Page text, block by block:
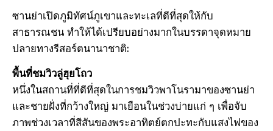
ซานย่าเปิดภูมิทัศน์ภูเขาและทะเลที่ดีที่สุดให้กับ
สาธารณชน ทําให้ได้เปรียบอย่างมากในบรรดาจุดหมาย
ปลายทางรีสอร์ตนานาชาติ:
พื้นที่ชมวิวลู่ฮุยโถว
หนึ่งในสถานที่ที่ดีที่สุดในการชมวิวพาโนรามาของซานย่า
และชายฝั่งที่กว้างใหญ่ มาเยือนในช่วงบ่ายแก่ ๆ เพื่อจับ
ภาพช่วงเวลาที่สีสันของพระอาทิตย์ตกปะทะกับแสงไฟของ